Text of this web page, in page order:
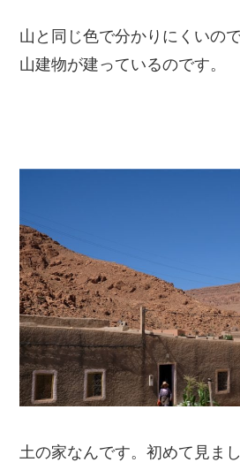
山と同じ色で分かりにくいの
山建物が建っているのです。
土の家なんです。初めて見ま